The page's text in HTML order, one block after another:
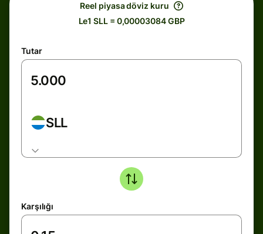
Reel piyasa döviz kuru
Le1 SLL = 0,00003084 GBP
Tutar
SLL
Karşılığı